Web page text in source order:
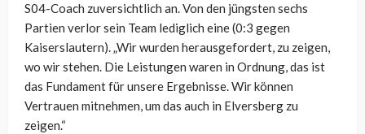
S04-Coach zuversichtlich an. Von den jüngsten sechs
Partien verlor sein Team lediglich eine (0:3 gegen
Kaiserslautern). „Wir wurden herausgefordert, zu zeigen,
wo wir stehen. Die Leistungen waren in Ordnung, das ist
das Fundament für unsere Ergebnisse. Wir können
Vertrauen mitnehmen, um das auch in Elversberg zu
zeigen.“